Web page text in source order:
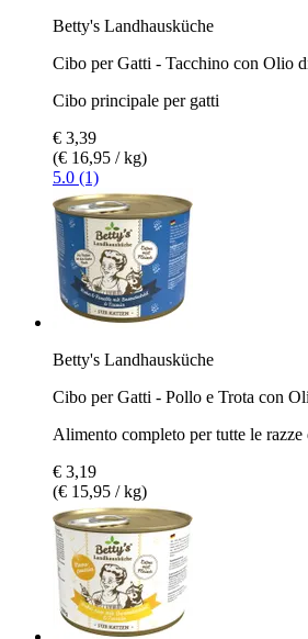
Betty's Landhausküche
Cibo per Gatti - Tacchino con Olio
Cibo principale per gatti
€ 3,39
(€ 16,95 / kg)
5.0 (1)
Betty's Landhausküche
Cibo per Gatti - Pollo e Trota con
Alimento completo per tutte le razze
€ 3,19
(€ 15,95 / kg)